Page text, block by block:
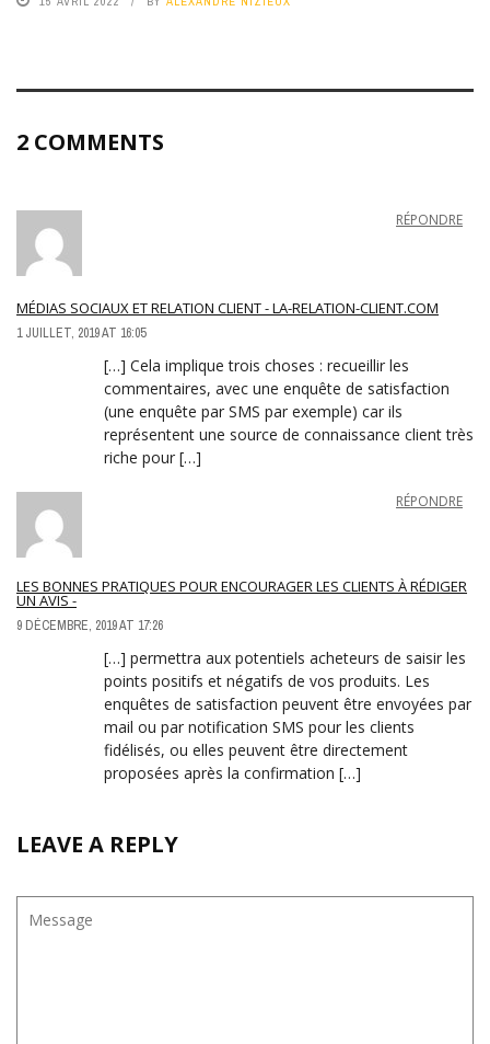
2 COMMENTS
MÉDIAS SOCIAUX ET RELATION CLIENT - LA-RELATION-CLIENT.COM
1 JUILLET, 2019 AT 16:05
RÉPONDRE
[…] Cela implique trois choses : recueillir les
commentaires, avec une enquête de satisfaction
(une enquête par SMS par exemple) car ils
représentent une source de connaissance client très
riche pour […]
LES BONNES PRATIQUES POUR ENCOURAGER LES CLIENTS À RÉDIGER
UN AVIS -
9 DÉCEMBRE, 2019 AT 17:26
RÉPONDRE
[…] permettra aux potentiels acheteurs de saisir les
points positifs et négatifs de vos produits. Les
enquêtes de satisfaction peuvent être envoyées par
mail ou par notification SMS pour les clients
fidélisés, ou elles peuvent être directement
proposées après la confirmation […]
LEAVE A REPLY